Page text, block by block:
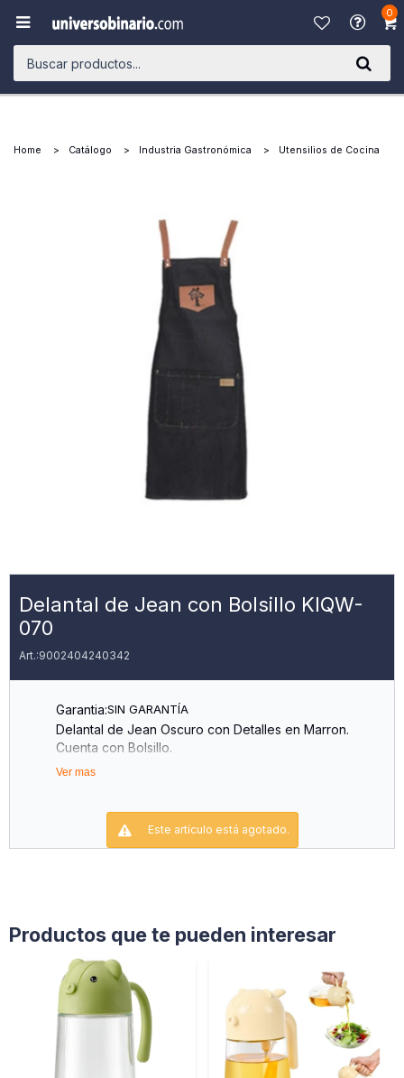
0

Home Catálogo Industria Gastronómica Utensilios de Cocina
Delantal de Jean con Bolsillo KIQW-
070
9002404240342
Garantia:SIN GARANTÍA
Delantal de Jean Oscuro con Detalles en Marron.
Cuenta con Bolsillo.
Ver mas
Este artículo está agotado.
Productos que te pueden interesar